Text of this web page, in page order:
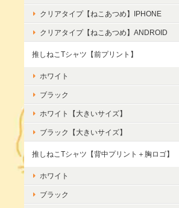
クリアタイプ【ねこあつめ】IPHONE
クリアタイプ【ねこあつめ】ANDROID
推しねこTシャツ【前プリント】
ホワイト
ブラック
ホワイト【大きいサイズ】
ブラック【大きいサイズ】
推しねこTシャツ【背中プリント＋胸ロゴ】
ホワイト
ブラック